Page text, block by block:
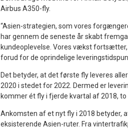
Airbus A350-fly.
“Asien-strategien, som vores
har gennem de seneste år skabt
kundeoplevelse. Vores vækst
forud for de oprindelige
Det betyder, at det første fly leveres
2020 i stedet for 2022. Dermed er
kommer ét fly i fjerde kvartal af 2018, to
Ankomsten af et nyt fly i 2018 betyder,
eksisterende Asien-ruter. Fra